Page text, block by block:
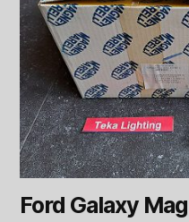
Ford Galaxy